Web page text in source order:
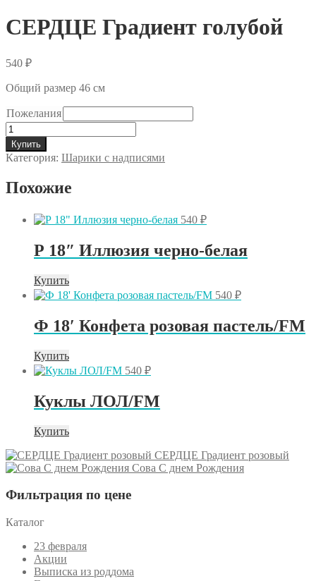
СЕРДЦЕ Градиент голубой
540 ₽
Общий размер 46 см
Пожелания
Количество
товара
СЕРДЦЕ
Градиент
Купить
Категория: Шарики с надписями
Похожие
540 ₽
Р 18″ Иллюзия черно-белая
Купить
540 ₽
Ф 18′ Конфета розовая пастель/FM
Купить
540 ₽
Куклы ЛОЛ/FM
Купить
СЕРДЦЕ Градиент розовый
Сова С днем Рождения
Фильтрация по цене
Каталог
23 февраля
Акции
Выписка из роддома